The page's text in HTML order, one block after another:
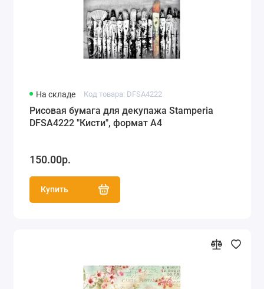
На складе Код товара: DFSA4222
Рисовая бумага для декупажа Stamperia
DFSA4222 "Кисти", формат А4
150.00р.
Купить